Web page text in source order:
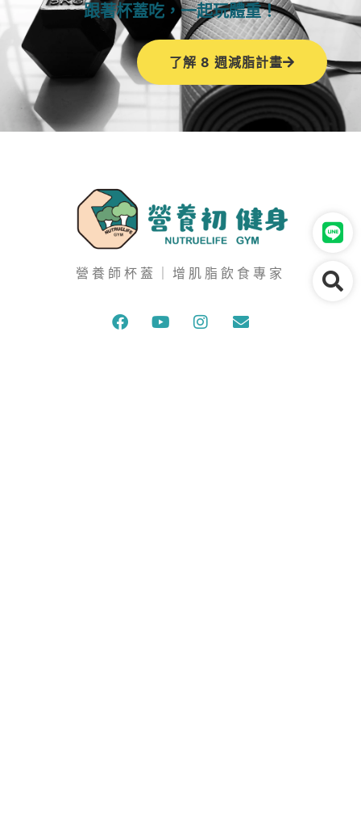
跟著杯蓋吃，一起玩體重！
了解 8 週減脂計畫
營養師杯蓋｜增肌脂飲食專家